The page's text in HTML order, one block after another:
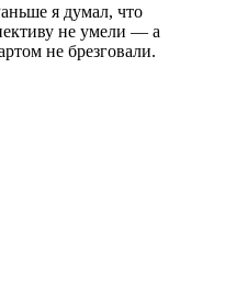
я думал, что
не умели — а
не брезговали.